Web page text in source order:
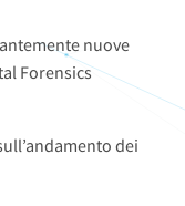
nuove
Forensics
dei